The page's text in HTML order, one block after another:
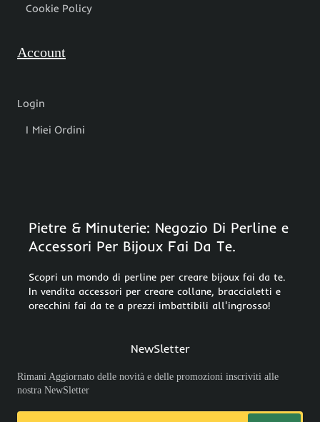
Cookie Policy
Account
Login
I Miei Ordini
Pietre & Minuterie: Negozio Di Perline e
Accessori Per Bijoux Fai Da Te.
Scopri un mondo di perline per creare bijoux fai da te.
In vendita accessori per creare collane, braccialetti e
orecchini fai da te a prezzi imbattibili all'ingrosso!
NewSletter
Rimani Aggiornato delle novità e delle promozioni inscriviti alle
nostra NewSletter